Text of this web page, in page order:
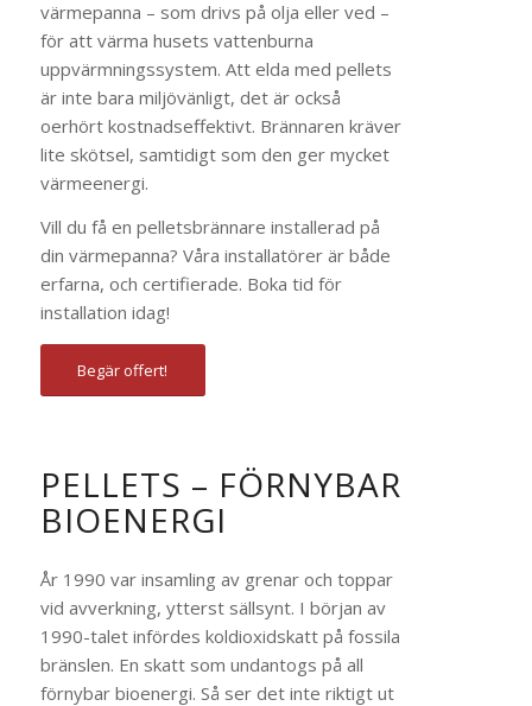
värmepanna – som drivs på olja eller ved –
för att värma husets vattenburna
uppvärmningssystem. Att elda med pellets
är inte bara miljövänligt, det är också
oerhört kostnadseffektivt. Brännaren kräver
lite skötsel, samtidigt som den ger mycket
värmeenergi.
Vill du få en pelletsbrännare installerad på
din värmepanna? Våra installatörer är både
erfarna, och certifierade. Boka tid för
installation idag!
Begär offert!
PELLETS – FÖRNYBAR
BIOENERGI
År 1990 var insamling av grenar och toppar
vid avverkning, ytterst sällsynt. I början av
1990-talet infördes koldioxidskatt på fossila
bränslen. En skatt som undantogs på all
förnybar bioenergi. Så ser det inte riktigt ut